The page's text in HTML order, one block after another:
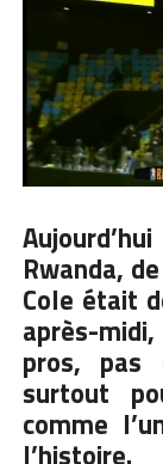
Rwanda, de
Cole était
après-
pros, pas
surtout
comme
l’histoire.